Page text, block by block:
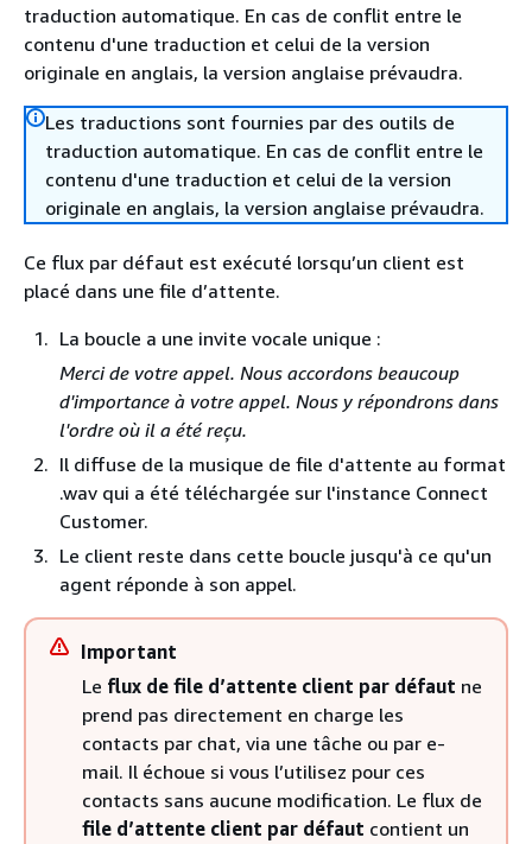
traduction automatique. En cas de conflit entre le
contenu d'une traduction et celui de la version
originale en anglais, la version anglaise prévaudra.
Les traductions sont fournies par des outils de
traduction automatique. En cas de conflit entre le
contenu d'une traduction et celui de la version
originale en anglais, la version anglaise prévaudra.
Ce flux par défaut est exécuté lorsqu’un client est
placé dans une file d’attente.
La boucle a une invite vocale unique :
Merci de votre appel. Nous accordons beaucoup
d'importance à votre appel. Nous y répondrons dans
l'ordre où il a été reçu.
Il diffuse de la musique de file d'attente au format
.wav qui a été téléchargée sur l'instance Connect
Customer.
Le client reste dans cette boucle jusqu'à ce qu'un
agent réponde à son appel.
Important
Le flux de file d’attente client par défaut ne
prend pas directement en charge les
contacts par chat, via une tâche ou par e-
mail. Il échoue si vous l’utilisez pour ces
contacts sans aucune modification. Le flux de
file d’attente client par défaut contient un